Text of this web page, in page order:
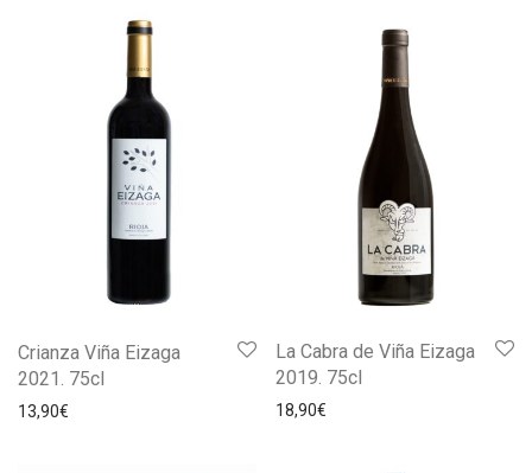
Crianza Viña Eizaga
2021. 75cl
13,90€
La Cabra de Viña Eizaga
2019. 75cl
18,90€